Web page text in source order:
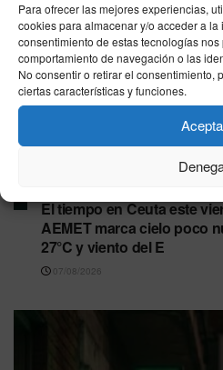
Para ofrecer las mejores experiencias,
cookies para almacenar y/o acceder a
consentimiento de estas tecnologías
comportamiento de navegación o las
No consentir o retirar el consentimiento,
ciertas características y funciones.
El tiempo en Ceuta este
AEMET marca cielo poco
27°C y viento del E
07/08/2026